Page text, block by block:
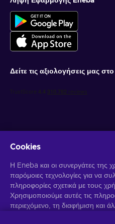
Δείτε τις αξιολογήσεις μας στο
Λάβετε προσωποποιημένες
Μπορείτε να απεγγραφείτε
Ειδοποίηση Απορρήτουγια
Cookies
Η Eneba και οι συνεργάτες της
παρόμοιες τεχνολογίες για να
πληροφορίες σχετικά με τους
Χρησιμοποιούμε αυτές τις
περιεχόμενο, τη διαφήμιση και